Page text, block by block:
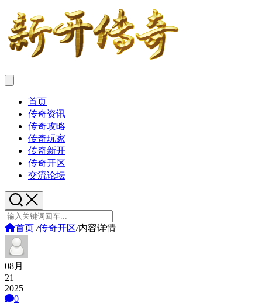
首页
传奇资讯
传奇攻略
传奇玩家
传奇新开
传奇开区
交流论坛
首页 /传奇开区/内容详情
08月
21
2025
0